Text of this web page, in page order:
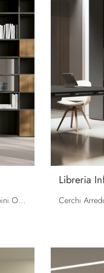
Se sei alla ricerca di librerie per ufficio di Colombini Office, clicca e scopri di più sul modello Libreria Infinity 06 in melaminico per gli spazi ...
Libreria